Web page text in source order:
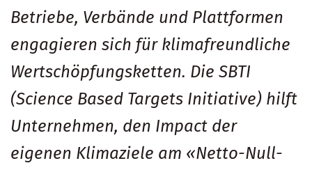
Betriebe, Verbände und Plattformen
engagieren sich für klimafreundliche
Wertschöpfungsketten. Die SBTI
(Science Based Targets Initiative) hilft
Unternehmen, den Impact der
eigenen Klimaziele am «Netto-Null-